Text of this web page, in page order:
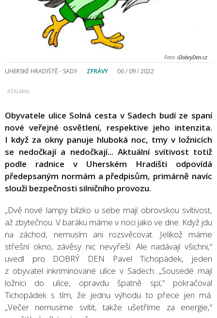
Foto: iDobryDen.cz
UHERSKÉ HRADIŠTĚ - SADY ZPRÁVY 06 / 09 / 2022
Obyvatele ulice Solná cesta v Sadech budí ze spaní
nové veřejné osvětlení, respektive jeho intenzita.
I když za okny panuje hluboká noc, tmy v ložnicích
se nedočkají a nedočkají... Aktuální svítivost totiž
podle radnice v Uherském Hradišti odpovídá
předepsaným normám a předpisům, primárně navíc
slouží bezpečnosti silničního provozu.
„Dvě nové lampy blízko u sebe mají obrovskou svítivost,
až zbytečnou. V baráku máme v noci jako ve dne. Když jdu
na záchod, nemusím ani rozsvěcovat. Jelikož máme
střešní okno, závěsy nic nevyřeší. Ale nadávají všichni,“
uvedl pro DOBRÝ DEN Pavel Tichopádek, jeden
z obyvatel inkriminované ulice v Sadech. „Sousedé mají
ložnici do ulice, opravdu špatně spí,“ pokračoval
Tichopádek s tím, že jednu výhodu to přece jen má.
„Večer nemusíme svítit, takže ušetříme za energie,“